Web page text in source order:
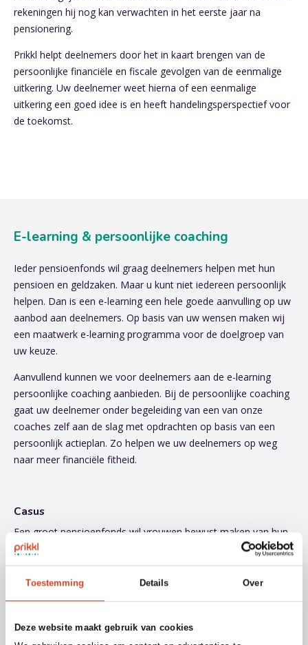
Toestemming Details Over
Deze website maakt gebruik van cookies
rekeningen hij nog kan verwachten in het eerste jaar na
pensionering.
Prikkl helpt deelnemers door het in kaart brengen van de
persoonlijke financiële en fiscale gevolgen van de eenmalige
uitkering. Uw deelnemer weet hierna of een eenmalige
uitkering een goed idee is en heeft handelingsperspectief voor
de toekomst.
E-learning & persoonlijke coaching
Ieder pensioenfonds wil graag deelnemers helpen met hun
pensioen en geldzaken. Maar u kunt niet iedereen persoonlijk
helpen. Dan is een e-learning een hele goede aanvulling op uw
aanbod aan deelnemers. Op basis van uw wensen maken wij
een maatwerk e-learning programma voor de doelgroep van
uw keuze.
Aanvullend kunnen we voor deelnemers aan de e-learning
persoonlijke coaching aanbieden. Bij de persoonlijke coaching
gaat uw deelnemer onder begeleiding van een van onze
coaches zelf aan de slag met opdrachten op basis van een
persoonlijk actieplan. Zo helpen we uw deelnemers op weg
naar meer financiële fitheid.
Casus
Een groot pensioenfonds wil vrouwen bewust maken van hun
(financiële) situatie en hen aanmoedigen om actie te
ondernemen. Met als doel vrouwen financieel redzaam te
maken. Om dit doel te bereiken voert het pensioenfonds de
campagne Realitycheck! Onderdeel van deze campagne is een
slag met geldzaken in de brede zin van het woord. De online